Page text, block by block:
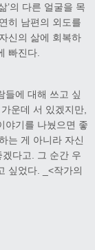
’의 다른 얼굴을 목
히 남편의 외도를
신의 삶에 회복하
빠진다.
들에 대해 쓰고 싶
운데 서 있겠지만,
야기를 나눴으면 좋
는 게 아니라 자신
다고. 그 순간 우
싶었다. _<작가의